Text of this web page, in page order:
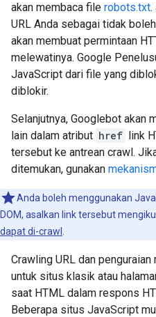
akan membaca file robots.txt.
URL Anda sebagai tidak
akan membuat permintaan
melewatinya. Google
JavaScript dari file yang
diblokir.
Selanjutnya, Googlebot akan
lain dalam atribut href link
tersebut ke antrean crawl.
ditemukan, gunakan
Anda boleh menggunakan
DOM, asalkan link tersebut
dapat di-crawl
Crawling URL dan
untuk situs klasik atau
saat HTML dalam respons
Beberapa situs JavaScript